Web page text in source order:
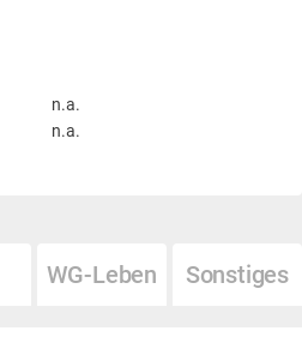
n.a.
n.a.
WG-Leben Sonstiges